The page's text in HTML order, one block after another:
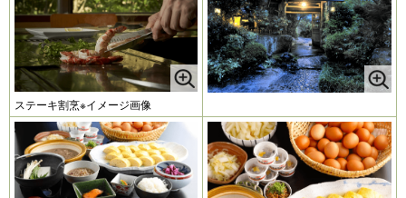
ステーキ割烹※イメージ画像